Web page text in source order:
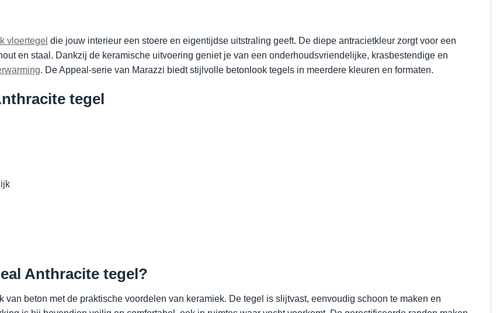
vloertegel die jouw interieur een stoere en eigentijdse uitstraling geeft. De diepe antracietkleur zorgt voor een
en staal. Dankzij de keramische uitvoering geniet je van een onderhoudsvriendelijke, krasbestendige en
. De Appeal-serie van Marazzi biedt stijlvolle betonlook tegels in meerdere kleuren en formaten.
tegel
Anthracite tegel?
van beton met de praktische voordelen van keramiek. De tegel is slijtvast, eenvoudig schoon te maken en